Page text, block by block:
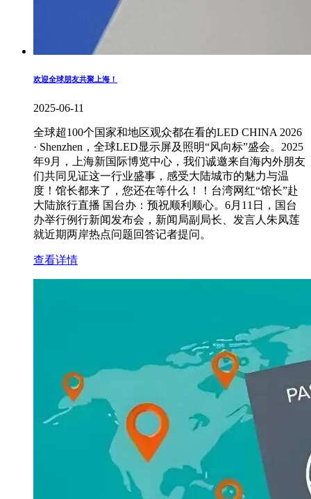
欢迎全球朋友共聚上海！
2025-06-11
全球超100个国家和地区观众都在看的LED CHINA 2026
· Shenzhen，全球LED显示屏及照明“风向标”盛会。2025
年9月，上海新国际博览中心，我们诚邀来自海内外朋友
们共同见证这一行业盛事，感受大陆城市的魅力与温
度！馆长都来了，您还在等什么！！台湾网红“馆长”赴
大陆旅行直播 国台办：预祝顺利顺心。6月11日，国台
办举行例行新闻发布会，新闻局副局长、发言人朱凤莲
就近期两岸热点问题回答记者提问。
查看详情